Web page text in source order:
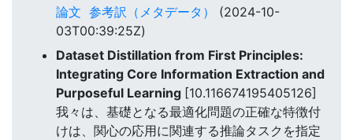
論文 参考訳（メタデータ）
(2024-10-
03T00:39:25Z)
Dataset Distillation from First Principles:
Integrating Core Information Extraction and
Purposeful Learning [10.116674195405126]
我々は、基礎となる最適化問題の正確な特徴付
けは、関心の応用に関連する推論タスクを指定